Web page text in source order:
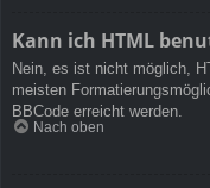
Kann ich HTML
Nein, es ist nicht möglich,
meisten
BBCode erreicht werden.
Nach oben